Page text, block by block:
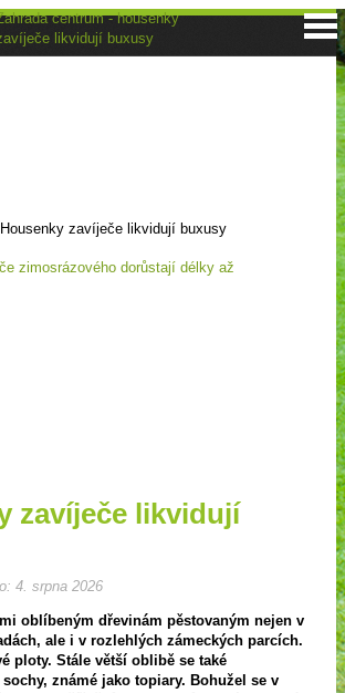
centrum - housenky
likvidují buxusy
Housenky zavíječe likvidují buxusy
zavíječe likvidují
4. srpna 2026
oblíbeným dřevinám pěstovaným nejen v
ale i v rozlehlých zámeckých parcích.
ploty. Stále větší oblibě se také
známé jako topiary. Bohužel se v